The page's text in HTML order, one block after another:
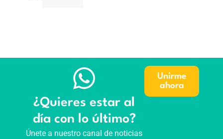
¿Quieres estar al
día con lo último?
Únete a nuestro canal de noticias
Unirme
ahora